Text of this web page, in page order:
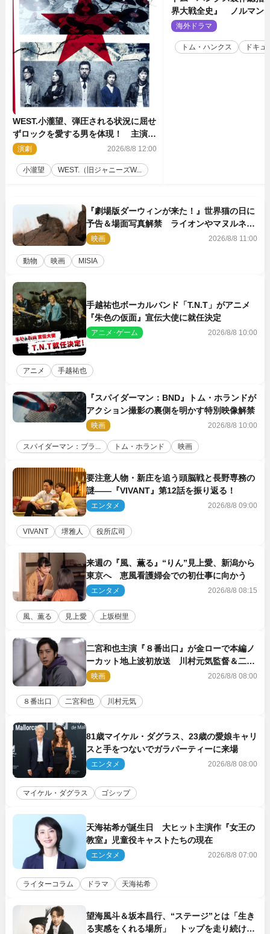
WEST.小瀧望、弾圧される状況に屈せ
ずロックを愛する男を体現！ 主演舞
台『ロックンロール』ビジュアル解禁
演劇 2026/8/8 12:00
小瀧望 WEST.（旧ジャニーズW...
界大戦全史』 ノルマン
壮絶な戦場を収めた特別
海外ドラマ
トム・ハンクス ドキ
『劇場版ダーウィンが来た！』世界猫の日に
予告＆場面写真解禁 ライオンやマヌルネコ
の赤ちゃんが大集合
映画 2026/8/8 11:00
動物 映画 MISIA
手越祐也ボーカルバンド「T.N.T」がアニメ
『朱色の仮面』宣伝大使に就任決定
アニメ･ゲーム 2026/8/8 10:00
アニメ 手越祐也
『スパイダーマン：BND』トム・ホランドが
アクション撮影の裏側を明かす特別映像解禁
映画 2026/8/8 10:00
スパイダーマン：ブラ... トム・ホランド 映画
要注意人物・新庄を追う頭脳戦と長野専務の
謎――『VIVANT』第12話を振り返る！
エンタメ 2026/8/8 09:00
VIVANT 堺雅人 役所広司
来週の『風、薫る』“りん”見上愛、新潟から
東京へ 恵風看護婦会での初仕事に向かう
エンタメ 2026/8/8 08:15
風、薫る 見上愛 上坂樹里
二宮和也主演『８番出口』が金ローで本編ノ
ーカット地上波初放送 川村元気監督＆二宮
コメント到着
映画 2026/8/8 08:00
８番出口 二宮和也 川村元気
81歳マイケル・ダグラス、23歳の愛娘キャリ
スと手をつないでガラパーティーに来場
エンタメ 2026/8/8 08:00
マイケル・ダグラス ゴシップ
天海祐希が誕生日 大ヒット主演作『女王の
教室』児童役キャストたちの現在
エンタメ 2026/8/8 07:00
ライターコラム ドラマ 天海祐希
望海風斗＆坂本昌行、“ステージ”とは「生き
る実感をくれる場所」 トップを走り続ける